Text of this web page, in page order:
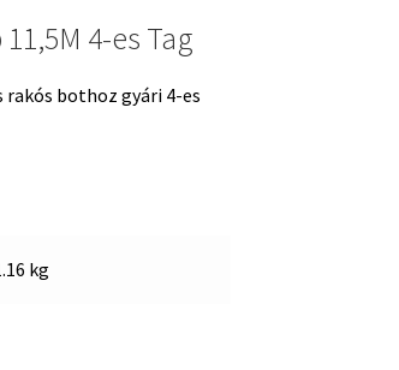
4-es Tag
rakós bothoz gyári 4-es
kg